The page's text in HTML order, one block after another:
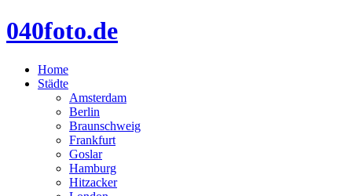
040foto.de
Home
Städte
Amsterdam
Berlin
Braunschweig
Frankfurt
Goslar
Hamburg
Hitzacker